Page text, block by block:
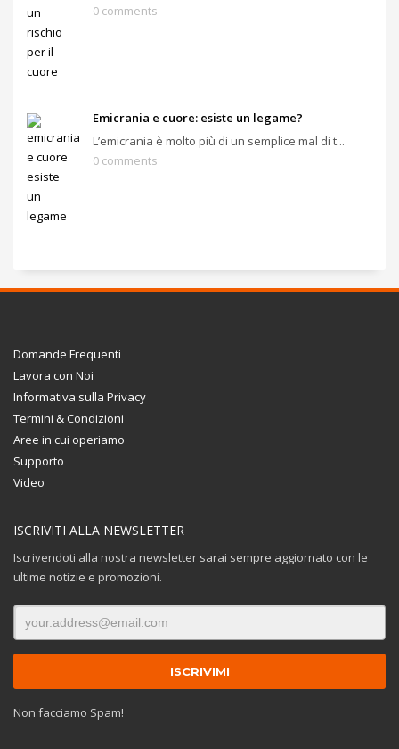
0 comments
Emicrania e cuore: esiste un legame?
L’emicrania è molto più di un semplice mal di t...
0 comments
Domande Frequenti
Lavora con Noi
Informativa sulla Privacy
Termini & Condizioni
Aree in cui operiamo
Supporto
Video
ISCRIVITI ALLA NEWSLETTER
Iscrivendoti alla nostra newsletter sarai sempre aggiornato con le
ultime notizie e promozioni.
Non facciamo Spam!